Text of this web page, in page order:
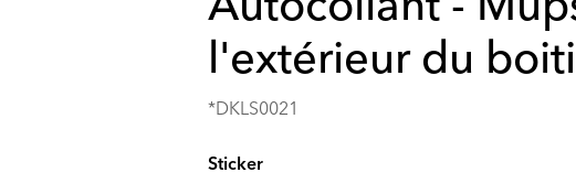
l'extérieur du
*DKLS0021
Sticker